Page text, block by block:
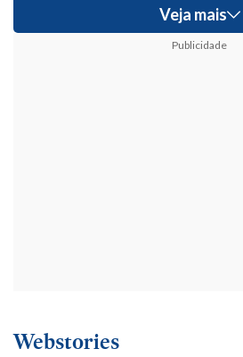
Veja mais
Publicidade
Webstories